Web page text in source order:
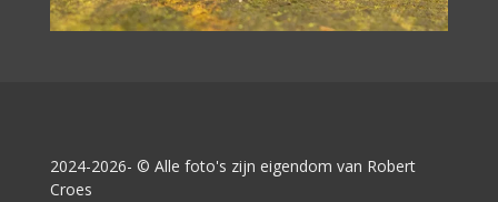
2024-2026- © Alle foto's zijn eigendom van Robert
Croes